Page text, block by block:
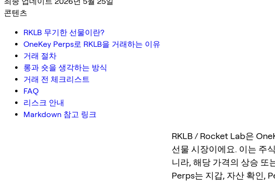
콘텐츠
RKLB 무기한 선물이란?
OneKey Perps로 RKLB을 거래하는 이유
거래 절차
롱과 숏을 생각하는 방식
거래 전 체크리스트
FAQ
리스크 안내
Markdown 참고 링크
RKLB / Rocket Lab은
선물 시장이에요. 이는 주
니라, 해당 가격의 상승 또
Perps는 지갑, 자산 확인,